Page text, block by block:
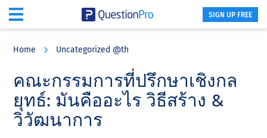
SIGN UP FREE
Home Uncategorized @th
คณะกรรมการที่ปรึกษาเชิงกล
ยุทธ์: มันคืออะไร วิธีสร้าง &
วิวัฒนาการ